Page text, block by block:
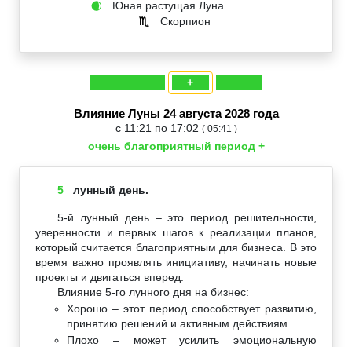
🌒 Юная растущая Луна
♏ Скорпион
+
Влияние Луны 24 августа 2028 года
с 11:21 по 17:02 ( 05:41 )
очень благоприятный период +
5 лунный день.
5-й лунный день – это период решительности,
уверенности и первых шагов к реализации планов,
который считается благоприятным для бизнеса. В это
время важно проявлять инициативу, начинать новые
проекты и двигаться вперед.
Влияние 5-го лунного дня на бизнес:
Хорошо – этот период способствует развитию,
принятию решений и активным действиям.
Плохо – может усилить эмоциональную